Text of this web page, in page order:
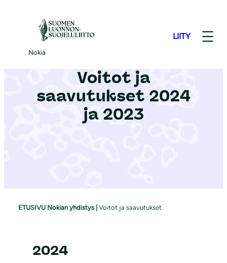
Nokia
LIITY
Voitot ja
saavutukset 2024
ja 2023
ETUSIVU Nokian yhdistys Voitot ja saavutukset
2024